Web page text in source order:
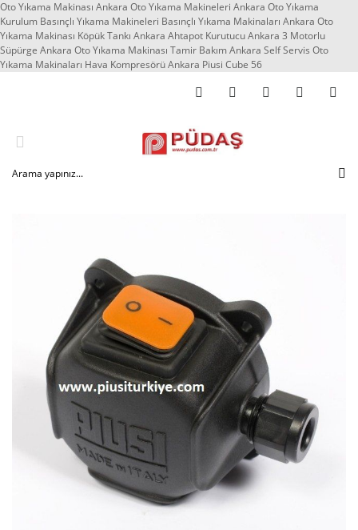
Oto Yıkama Makinası Ankara Oto Yıkama Makineleri Ankara Oto Yıkama
Kurulum Basınçlı Yıkama Makineleri Basınçlı Yıkama Makinaları Ankara Oto
Yıkama Makinası Köpük Tankı Ankara Ahtapot Kurutucu Ankara 3 Motorlu
Süpürge Ankara Oto Yıkama Makinası Tamir Bakım Ankara Self Servis Oto
Yıkama Makinaları Hava Kompresörü Ankara Piusi Cube 56